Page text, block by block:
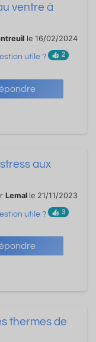
ventre à
le 16/02/2024
utile ? 2
aux
Lemal le 21/11/2023
utile ? 3
thermes de